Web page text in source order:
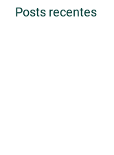
Posts recentes